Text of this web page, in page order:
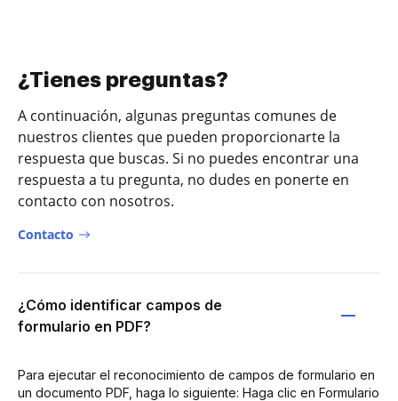
¿Tienes preguntas?
A continuación, algunas preguntas comunes de
nuestros clientes que pueden proporcionarte la
respuesta que buscas. Si no puedes encontrar una
respuesta a tu pregunta, no dudes en ponerte en
contacto con nosotros.
Contacto
¿Cómo identificar campos de
formulario en PDF?
Para ejecutar el reconocimiento de campos de formulario en
un documento PDF, haga lo siguiente: Haga clic en Formulario